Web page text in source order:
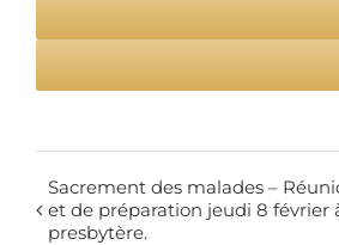
Sacrement des malades –
et de préparation jeudi 8 février
presbytère.